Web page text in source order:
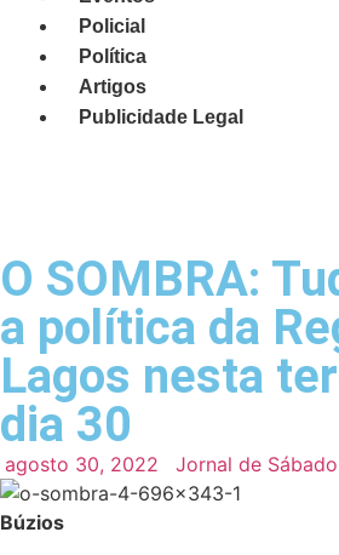
Policial
Política
Artigos
Publicidade Legal
O SOMBRA:
a política da
Lagos nesta
dia 30
agosto 30, 2022 Jornal de Sábado
Búzios